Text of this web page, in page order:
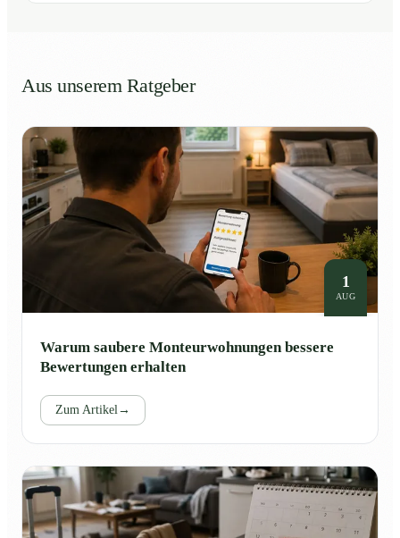
Aus unserem Ratgeber
1
AUG
Warum saubere Monteurwohnungen bessere
Bewertungen erhalten
Zum Artikel →